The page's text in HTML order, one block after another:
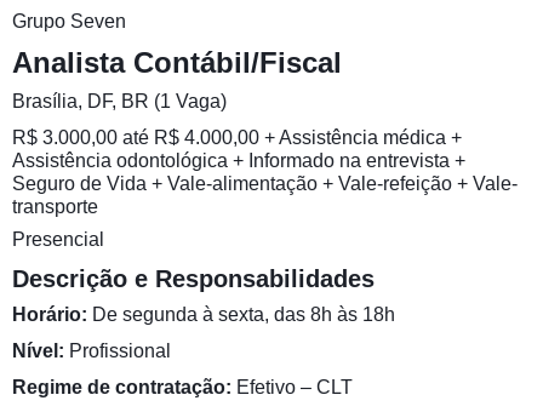
Grupo Seven
Analista Contábil/Fiscal
Brasília, DF, BR (1 Vaga)
R$ 3.000,00 até R$ 4.000,00 + Assistência médica +
Assistência odontológica + Informado na entrevista +
Seguro de Vida + Vale-alimentação + Vale-refeição + Vale-
transporte
Presencial
Descrição e Responsabilidades
Horário: De segunda à sexta, das 8h às 18h
Nível: Profissional
Regime de contratação: Efetivo – CLT